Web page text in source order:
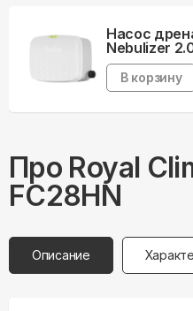
Насос
Nebulizer
В корзину
Про Royal
FC28HN
Описание